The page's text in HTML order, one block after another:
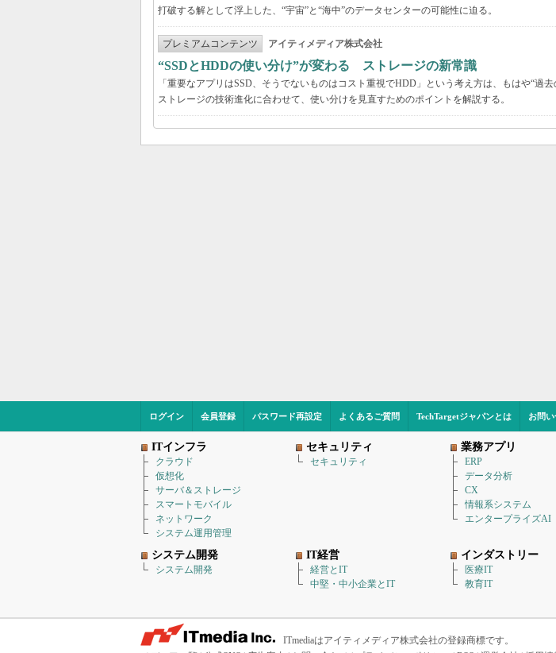
打破する解として浮上した、“宇宙”と“海中”のデータセンターの可能性に迫る。
プレミアムコンテンツ アイティメディア株式会社
“SSDとHDDの使い分け”が変わる ストレージの新常識
「重要なアプリはSSD、そうでないものはコスト重視でHDD」という考え方は、もはや“過去
ストレージの技術進化に合わせて、使い分けを見直すためのポイントを解説する。
ログイン 会員登録 パスワード再設定 よくあるご質問 TechTargetジャパンとは お問
ITインフラ
クラウド
仮想化
サーバ＆ストレージ
スマートモバイル
ネットワーク
システム運用管理
セキュリティ
セキュリティ
業務アプリ
ERP
データ分析
CX
情報系システム
エンタープライズAI
システム開発
システム開発
IT経営
経営とIT
中堅・中小企業とIT
インダストリー
医療IT
教育IT
ITmediaはアイティメディア株式会社の登録商標です。